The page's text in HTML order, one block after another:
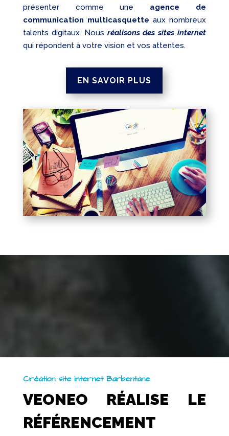
présenter comme une agence de
communication multicasquette aux nombreux
talents digitaux. Nous réalisons des sites internet
qui répondent à votre vision et vos attentes.
EN SAVOIR PLUS
Création site internet Barbentane
VEONEO RÉALISE LE
RÉFÉRENCEMENT